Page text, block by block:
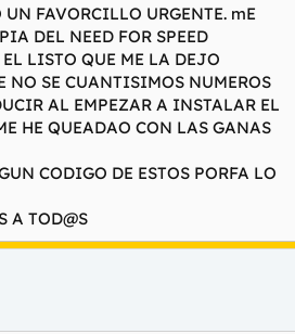
FAVORCILLO URGENTE. mE
DEL NEED FOR SPEED
LISTO QUE ME LA DEJO
NO SE CUANTISIMOS NUMEROS
AL EMPEZAR A INSTALAR EL
HE QUEADAO CON LAS GANAS
CODIGO DE ESTOS PORFA LO
A TOD@S